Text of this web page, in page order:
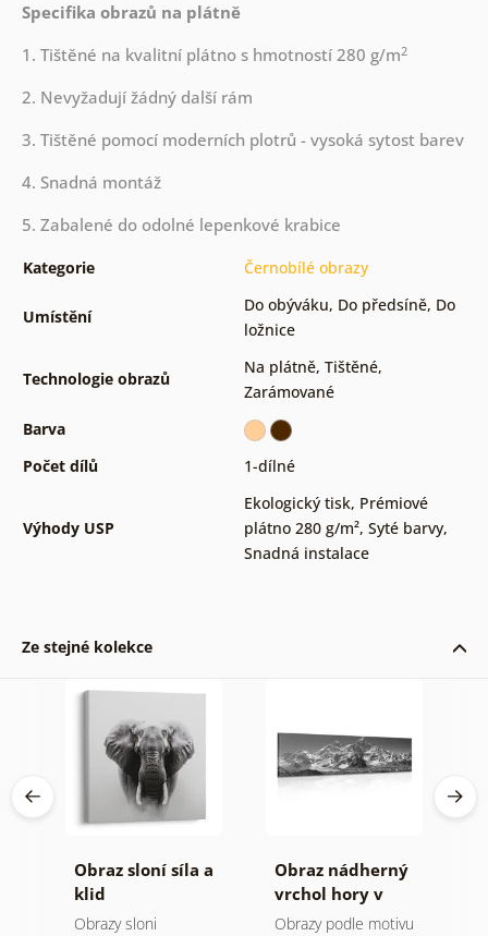
Specifika obrazů na plátně
1. Tištěné na kvalitní plátno s hmotností 280 g/m2
2. Nevyžadují žádný další rám
3. Tištěné pomocí moderních plotrů - vysoká sytost barev
4. Snadná montáž
5. Zabalené do odolné lepenkové krabice
Kategorie Černobílé obrazy
Umístění
Do obýváku, Do předsíně, Do
ložnice
Technologie obrazů
Na plátně, Tištěné,
Zarámované
Barva
Počet dílů
1-dílné
Výhody USP
Ekologický tisk, Prémiové
plátno 280 g/m², Syté barvy,
Snadná instalace
Ze stejné kolekce
Obraz sloní síla a
klid
Obrazy sloni
Obraz nádherný
vrchol hory v
černobílém
Obrazy podle motivu